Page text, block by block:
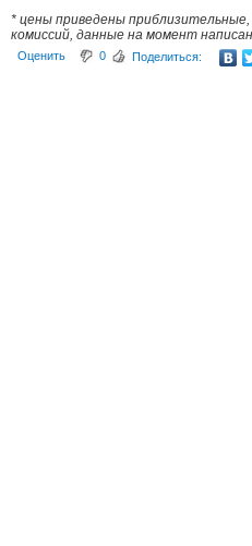
* цены приведены приблизительные,
комиссий, данные на момент
Оценить 0 Поделиться: